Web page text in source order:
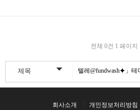
전체 0건 1 페이지
회사소개 개인정보처리방침